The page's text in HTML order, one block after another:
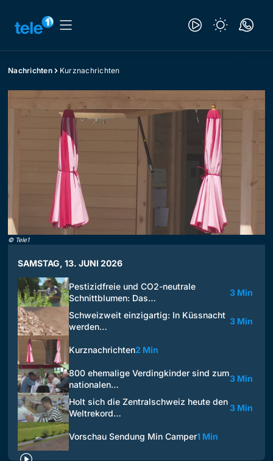
Nachrichten Kurznachrichten
© Tele1
SAMSTAG, 13. JUNI 2026
Pestizidfreie und CO2-neutrale
Schnittblumen: Das…
3 Min
Schweizweit einzigartig: In Küssnacht
werden…
3 Min
Kurznachrichten2 Min
800 ehemalige Verdingkinder sind zum
nationalen…
3 Min
Holt sich die Zentralschweiz heute den
Weltrekord…
3 Min
Vorschau Sendung Min Camper1 Min